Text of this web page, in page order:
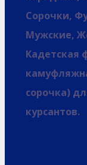
Сорочки,
Мужские,
Кадетская
сорочка)
курсантов.